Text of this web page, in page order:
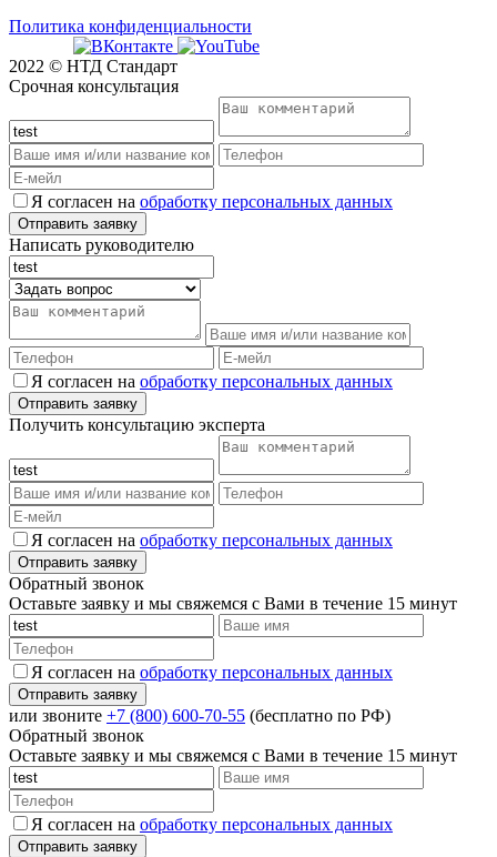
Политика конфиденциальности
2022 © НТД Стандарт
Срочная консультация
Я согласен на обработку персональных данных
Написать руководителю
Я согласен на обработку персональных данных
Получить консультацию эксперта
Я согласен на обработку персональных данных
Обратный звонок
Оставьте заявку и мы свяжемся с Вами в течение 15 минут
Я согласен на обработку персональных данных
или звоните +7 (800) 600-70-55 (бесплатно по РФ)
Обратный звонок
Оставьте заявку и мы свяжемся с Вами в течение 15 минут
Я согласен на обработку персональных данных